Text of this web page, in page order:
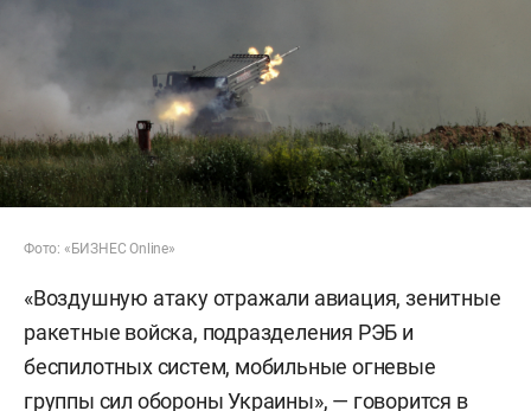
Фото: «БИЗНЕС Online»
«Воздушную атаку отражали авиация, зенитные
ракетные войска, подразделения РЭБ и
беспилотных систем, мобильные огневые
группы сил обороны Украины», — говорится в